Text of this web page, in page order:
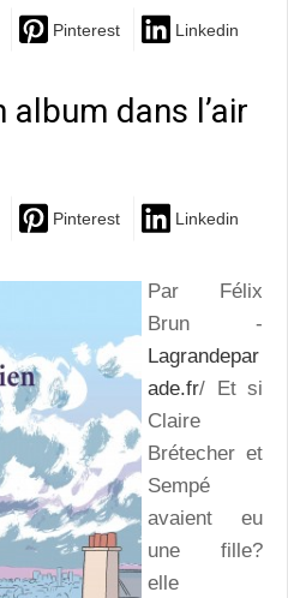
Pinterest Linkedin
album dans l’air
Pinterest Linkedin
Par Félix
Brun -
Lagrandepar
ade.fr/ Et si
Claire
Brétecher et
Sempé
avaient eu
une fille?
elle